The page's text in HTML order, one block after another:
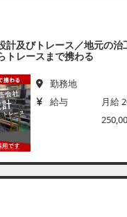
計及びトレース／地元の
トレースまで携わる
勤務地
給与
月給